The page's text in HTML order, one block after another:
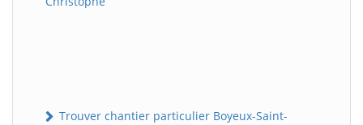
Trouver chantier particulier Boyeux-Saint-